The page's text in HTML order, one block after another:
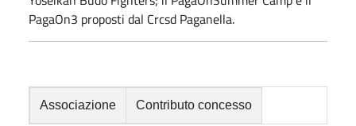
PagaOn3 proposti dal Crcsd Paganella.
Associazione Contributo concesso